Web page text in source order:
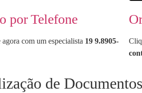
por Telefone
com um especialista 19 9.8905-
de Documentos